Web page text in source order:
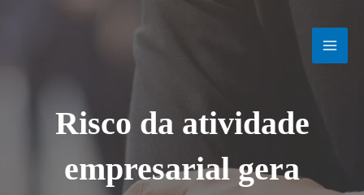
Risco da atividade
empresarial gera